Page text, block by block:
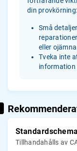
din provkörning:
Små
eller
Tveka inte
information
Standardschema
Tillhandahålls av